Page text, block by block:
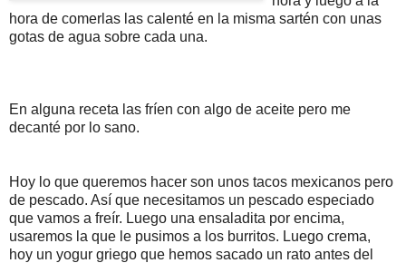
hora de comerlas las calenté en la misma sartén con unas
gotas de agua sobre cada una.
En alguna receta las fríen con algo de aceite pero me
decanté por lo sano.
Hoy lo que queremos hacer son unos tacos mexicanos pero
de pescado. Así que necesitamos un pescado especiado
que vamos a freír. Luego una ensaladita por encima,
usaremos la que le pusimos a los burritos. Luego crema,
hoy un yogur griego que hemos sacado un rato antes del